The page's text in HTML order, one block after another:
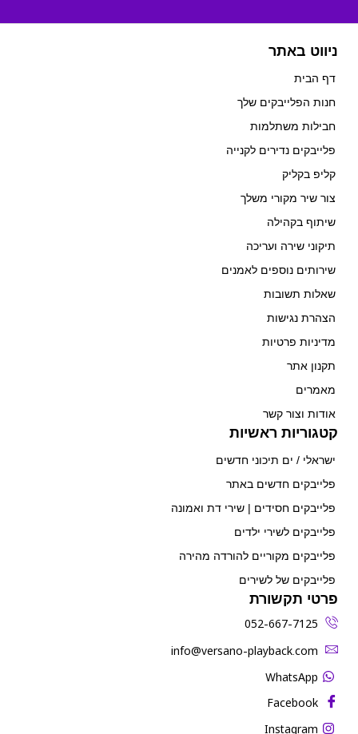
ניווט באתר
דף הבית
חנות הפלייבקים שלך
חבילות משתלמות
פלייבקים נדירים לקנייה
קליפ בקליק
צור שיר מקורי משלך
שיתוף בקהילה
תיקוני שירה ועריכה
שירותים נוספים לאמנים
שאלות תשובות
הצהרת נגישות
מדיניות פרטיות
תקנון אתר
מאמרים
אודות וצור קשר
קטגוריות ראשיות
ישראלי / ים תיכוני חדשים
פלייבקים חדשים באתר
פלייבקים חסידים | שירי דת ואמונה
פלייבקים לשירי ילדים
פלייבקים מקוריים להורדה מהירה
פלייבקים של לשירים
פרטי תקשורת
052-667-7125
‫info@versano-playback.com‬
WhatsApp
Facebook
Instagram